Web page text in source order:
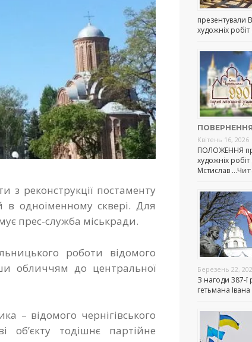
з реконструкції постаменту
одноіменному сквері. Для
прес-служба міськради.
роботи відомого
обличчям до центральної
– відомого чернігівського
об’єкту тодішнє партійне
презентували
художніх робіт
Квітень 16, 2026
ПОЛОЖЕННЯ
художніх
Мстислав …
Березень 22,
З нагоди 387-ї
гетьмана